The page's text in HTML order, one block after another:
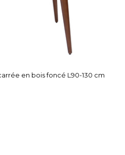
en bois foncé L90-130 cm